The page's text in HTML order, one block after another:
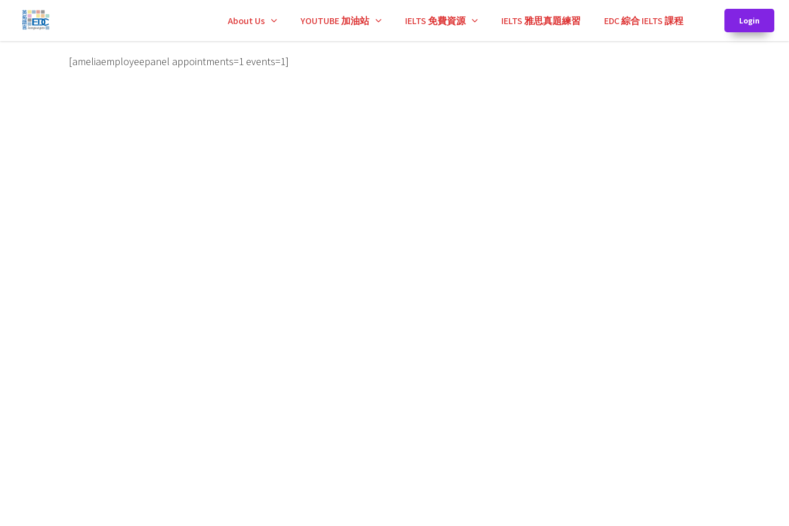
About Us YOUTUBE 加油站 IELTS 免費資源 IELTS 雅思真題練習 EDC 綜合 IELTS 課程 Login
[ameliaemployeepanel appointments=1 events=1]